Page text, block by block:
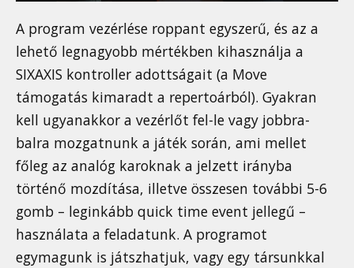
A program vezérlése roppant egyszerű, és az a
lehető legnagyobb mértékben kihasználja a
SIXAXIS kontroller adottságait (a Move
támogatás kimaradt a repertoárból). Gyakran
kell ugyanakkor a vezérlőt fel-le vagy jobbra-
balra mozgatnunk a játék során, ami mellet
főleg az analóg karoknak a jelzett irányba
történő mozdítása, illetve összesen további 5-6
gomb – leginkább quick time event jellegű –
használata a feladatunk. A programot
egymagunk is játszhatjuk, vagy egy társunkkal